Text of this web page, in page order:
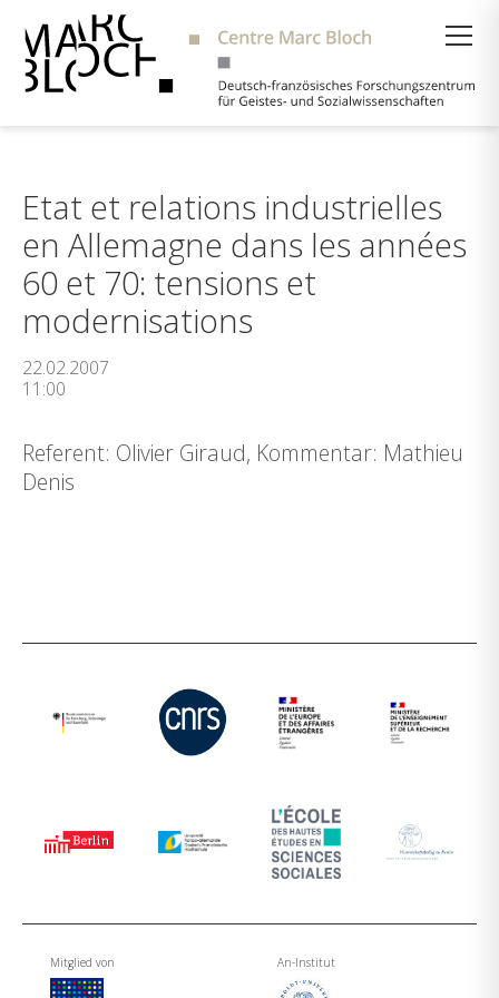
Etat et relations industrielles
en Allemagne dans les années
60 et 70: tensions et
modernisations
22.02.2007
11:00
Referent: Olivier Giraud, Kommentar: Mathieu
Denis
Mitglied von An-Institut